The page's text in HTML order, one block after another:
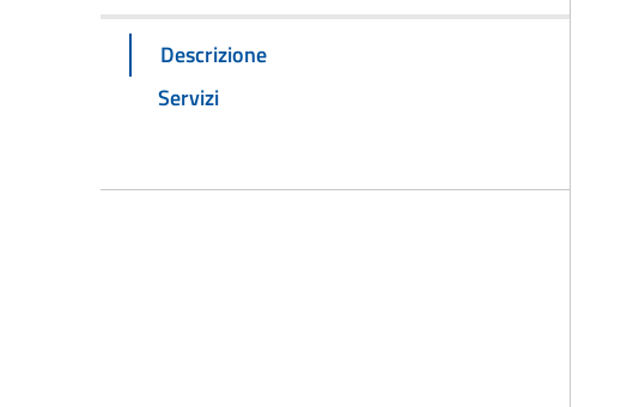
Descrizione
Servizi